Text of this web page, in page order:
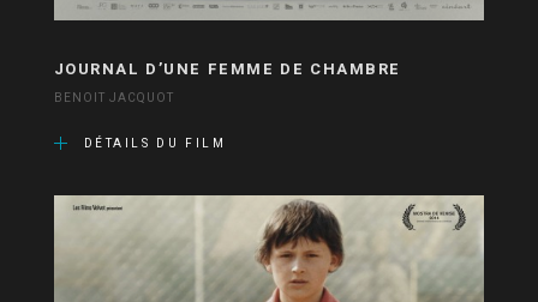
JOURNAL D’UNE FEMME DE CHAMBRE
BENOIT JACQUOT
DÉTAILS DU FILM